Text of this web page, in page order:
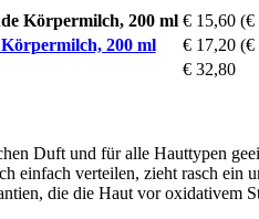
Körpermilch, 200 ml € 15,60 (€
200 ml
€ 17,20 (€
€ 32,80
Duft und für alle Hauttypen
einfach verteilen, zieht rasch
die die Haut vor oxidativem